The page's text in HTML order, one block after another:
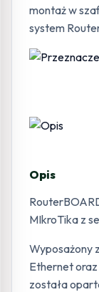
montaż w
system
Opis
MIkroTika z
Wyposażony
Ethernet oraz
została